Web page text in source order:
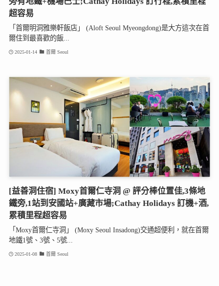
超容易
「首爾明洞雅樂軒飯店」 (Aloft Seoul Myeongdong)是大方這次在首
爾住到最喜歡的飯...
2025-01-14 首爾 Seoul
[益善洞住宿] Moxy首爾仁寺洞 @ 評分棒位置佳,3條地
鐵旁,1站到安國站+廣藏市場;Cathay Holidays 訂機+酒,
累積里程超容易
「Moxy首爾仁寺洞」 (Moxy Seoul Insadong)交通超便利，就在首爾
地鐵1號、3號、5號...
2025-01-08 首爾 Seoul